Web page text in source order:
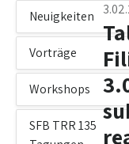
Neuigkeiten
Vorträge
Workshops
SFB TRR 135